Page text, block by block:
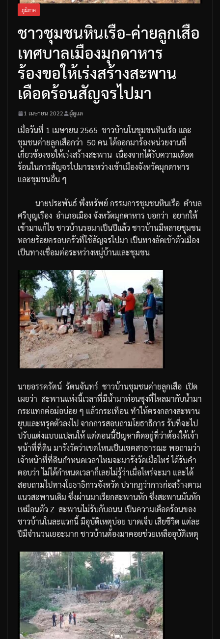
ภูมิภาค
ชาวชุมชนหินเรือ-ค่ายลูกเสือ
เทศบาลเมืองมุกดาหาร
ร้องขอให้เร่งสร้างสะพาน
เดือดร้อนสัญจรไปมา
1 เมษายน 2022 ผู้ดูแล
เมื่อวันที่ 1 เมษายน 2565 ชาวบ้านในชุมชนหินเรือ และ
ชุมชนค่ายลูกเสือกว่า 50คนได้ออกมาร้องหน่วยงานที่
เกี่ยวข้องขอให้เร่งสร้างสะพาน เนื่องจากได้รับความเดือด
ร้อนในการสัญจรไปมาระหว่างเข้าเมืองจังหวัดมุกดาหาร
และชุมชนอื่น ๆ
นายประพันธ์ พึ่งทรัพย์ กรรมการชุมชนหินเรือ ตำบล
ศรีบุญเรือง อำเภอเมือง จังหวัดมุกดาหาร บอกว่า อยากให้
เข้ามาแก้ไข ชาวบ้านรอมาเป็นปีแล้ว ชาวบ้านมีหลายชุมชน
หลายร้อยครอบครัวที่ใช้สัญจรไปมา เป็นทางลัดเข้าตัวเมือง
เป็นทางเชื่อมต่อระหว่างหมู่บ้านและชุมชน
นายอรรครัตน์ รัตนจันทร์ ชาวบ้านชุมชนค่ายลูกเสือ เปิด
เผยว่า สะพานแห่งนี้เวลาที่มีน้ำมาท่อนซุงที่ไหลมากับน้ำมา
กระแทกต่อม่อบ่อย ๆ แล้วกระเทือนทำให้ตรงกลางสะพาน
ยุบและทรุดตัวลงไปจากการสอบถามโยธาธิการ รับที่จะไป
ปรับแต่งแบบแปลนให้ แต่ตอนนี้ปัญหาติดอยู่ที่ว่าต้องให้เจ้า
หน้าที่ที่ดินมารังวัดว่าเขตไหนเป็นเขตสาธารณะ พอถามว่า
เจ้าหน้าที่ที่ดินกำหนดเวลาไหมจะมารังวัดเมื่อไหร่ ได้รับคำ
ตอบว่า ไม่ได้กำหนดเวลาก็เลยไม่รู้ว่าเมื่อไหร่จะมา และได้
สอบถามไปทางโยธาธิการจังหวัดปรากฏว่าการก่อสร้างตาม
แนวสะพานเดิม ซึ่งผ่านมาเรียกสะพานหัก ซึ่งสะพานมันหัก
เหมือนตัว Z สะพานไม่รับกับถนน เป็นความเดือดร้อนของ
ชาวบ้านในละแวกนี้มีอุบัติเหตุบ่อย บาดเจ็บ เสียชีวิต แต่ละ
ปีมีจำนวนเยอะมาก ชาวบ้านต้องมาคอยช่วยเหลืออุบัติเหตุ